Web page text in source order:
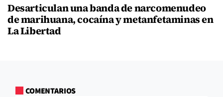
Desarticulan una banda de narcomenudeo
de marihuana, cocaína y metanfetaminas en
La Libertad
COMENTARIOS